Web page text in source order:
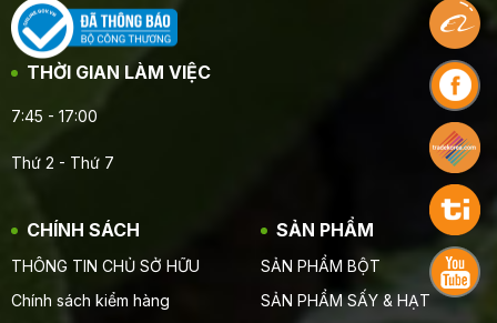
THỜI GIAN LÀM VIỆC
7:45 - 17:00
Thứ 2 - Thứ 7
CHÍNH SÁCH
THÔNG TIN CHỦ SỞ HỮU
Chính sách kiểm hàng
SẢN PHẨM
SẢN PHẨM BỘT
SẢN PHẨM SẤY & HẠT